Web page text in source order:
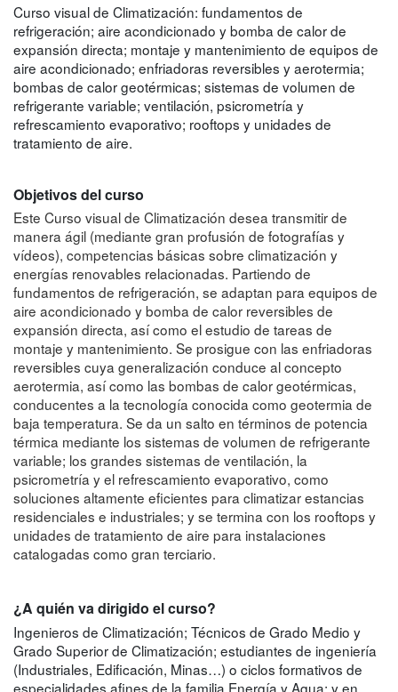
Curso visual de Climatización: fundamentos de
refrigeración; aire acondicionado y bomba de calor de
expansión directa; montaje y mantenimiento de equipos de
aire acondicionado; enfriadoras reversibles y aerotermia;
bombas de calor geotérmicas; sistemas de volumen de
refrigerante variable; ventilación, psicrometría y
refrescamiento evaporativo; rooftops y unidades de
tratamiento de aire.
Objetivos del curso
Este Curso visual de Climatización desea transmitir de
manera ágil (mediante gran profusión de fotografías y
vídeos), competencias básicas sobre climatización y
energías renovables relacionadas. Partiendo de
fundamentos de refrigeración, se adaptan para equipos de
aire acondicionado y bomba de calor reversibles de
expansión directa, así como el estudio de tareas de
montaje y mantenimiento. Se prosigue con las enfriadoras
reversibles cuya generalización conduce al concepto
aerotermia, así como las bombas de calor geotérmicas,
conducentes a la tecnología conocida como geotermia de
baja temperatura. Se da un salto en términos de potencia
térmica mediante los sistemas de volumen de refrigerante
variable; los grandes sistemas de ventilación, la
psicrometría y el refrescamiento evaporativo, como
soluciones altamente eficientes para climatizar estancias
residenciales e industriales; y se termina con los rooftops y
unidades de tratamiento de aire para instalaciones
catalogadas como gran terciario.
¿A quién va dirigido el curso?
Ingenieros de Climatización; Técnicos de Grado Medio y
Grado Superior de Climatización; estudiantes de ingeniería
(Industriales, Edificación, Minas…) o ciclos formativos de
especialidades afines de la familia Energía y Agua; y en